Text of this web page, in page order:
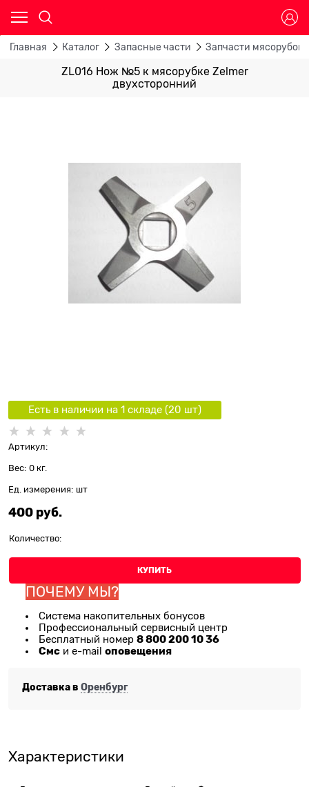
Главная Каталог Запасные части Запчасти мясорубок
ZL016 Нож №5 к мясорубке Zelmer
двухсторонний
Есть в наличии на 1 складe (20 шт)
Артикул:
Вес: 0 кг.
Ед. измерения: шт
400 руб.
Количество:
КУПИТЬ
ПОЧЕМУ МЫ?
Система накопительных бонусов
Профессиональный сервисный центр
Бесплатный номер 8 800 200 10 36
Смс и e-mail оповещения
Доставка в Оренбург
Характеристики